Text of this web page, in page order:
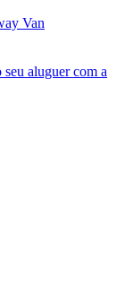
Van
aluguer com a